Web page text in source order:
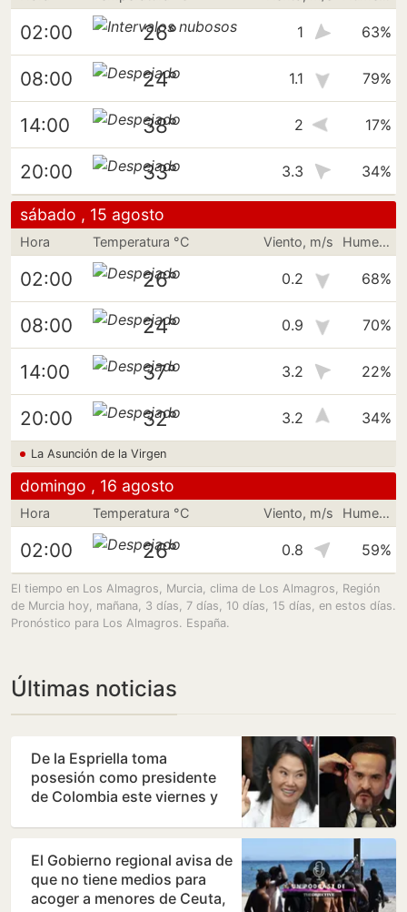
02:00 26° 1 63%
08:00 24° 1.1 79%
14:00 38° 2 17%
20:00 33° 3.3 34%
sábado , 15 agosto
Hora Temperatura °C Viento, m/s Humedad
02:00 26° 0.2 68%
08:00 24° 0.9 70%
14:00 37° 3.2 22%
20:00 32° 3.2 34%
La Asunción de la Virgen
domingo , 16 agosto
Hora Temperatura °C Viento, m/s Humedad
02:00 26° 0.8 59%
El tiempo en Los Almagros, Murcia, clima de Los Almagros, Región
de Murcia hoy, mañana, 3 días, 7 días, 10 días, 15 días, en estos días.
Pronóstico para Los Almagros. España.
Últimas noticias
De la Espriella toma
posesión como presidente
de Colombia este viernes y
El Gobierno regional avisa de
que no tiene medios para
acoger a menores de Ceuta,